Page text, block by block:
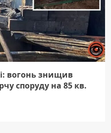
вогонь знищив
споруду на 85 кв.